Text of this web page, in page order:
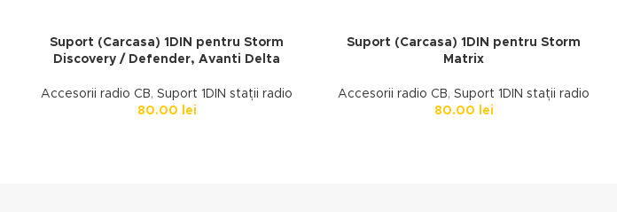
Suport (Carcasa) 1DIN pentru Storm
Discovery / Defender, Avanti Delta
Accesorii radio CB,Suport 1DIN stații radio
80.00
lei
Suport (Carcasa) 1DIN pentru Storm
Matrix
Accesorii radio CB,Suport 1DIN stații radio
80.00
lei